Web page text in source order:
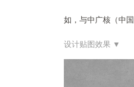
如，与中广核（中国
设计贴图效果 ▼